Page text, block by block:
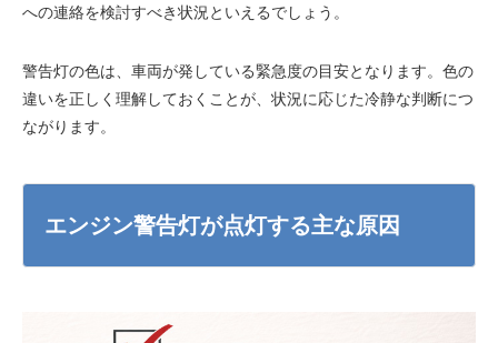
への連絡を検討すべき状況といえるでしょう。
警告灯の色は、車両が発している緊急度の目安となります。色の
違いを正しく理解しておくことが、状況に応じた冷静な判断につ
ながります。
エンジン警告灯が点灯する主な原因